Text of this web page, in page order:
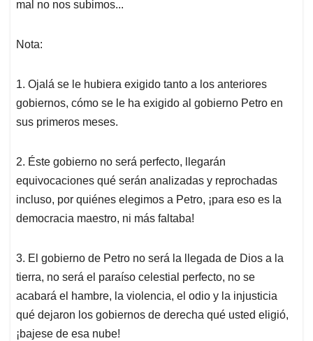
mal no nos subimos...
Nota:
1. Ojalá se le hubiera exigido tanto a los anteriores
gobiernos, cómo se le ha exigido al gobierno Petro en
sus primeros meses.
2. Éste gobierno no será perfecto, llegarán
equivocaciones qué serán analizadas y reprochadas
incluso, por quiénes elegimos a Petro, ¡para eso es la
democracia maestro, ni más faltaba!
3. El gobierno de Petro no será la llegada de Dios a la
tierra, no será el paraíso celestial perfecto, no se
acabará el hambre, la violencia, el odio y la injusticia
qué dejaron los gobiernos de derecha qué usted eligió,
¡bajese de esa nube!